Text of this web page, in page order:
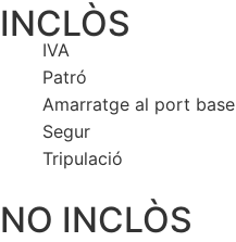
INCLÒS
IVA
Patró
Amarratge al port base
Segur
Tripulació
NO INCLÒS